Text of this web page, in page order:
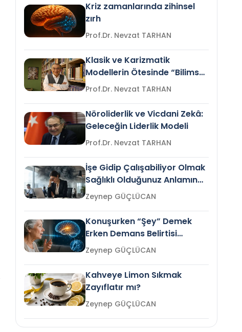
Kriz zamanlarında zihinsel
zırh
Prof.Dr. Nevzat TARHAN
Klasik ve Karizmatik
Modellerin Ötesinde “Bilimsel
Liderlik”
Prof.Dr. Nevzat TARHAN
Nöroliderlik ve Vicdani Zekâ:
Geleceğin Liderlik Modeli
Prof.Dr. Nevzat TARHAN
İşe Gidip Çalışabiliyor Olmak
Sağlıklı Olduğunuz Anlamına
Gelir mi?Zeynep GÜÇLÜCAN
Konuşurken “Şey” Demek
Erken Demans Belirtisi
Olabilir mi?Zeynep GÜÇLÜCAN
Kahveye Limon Sıkmak
Zayıflatır mı?
Zeynep GÜÇLÜCAN